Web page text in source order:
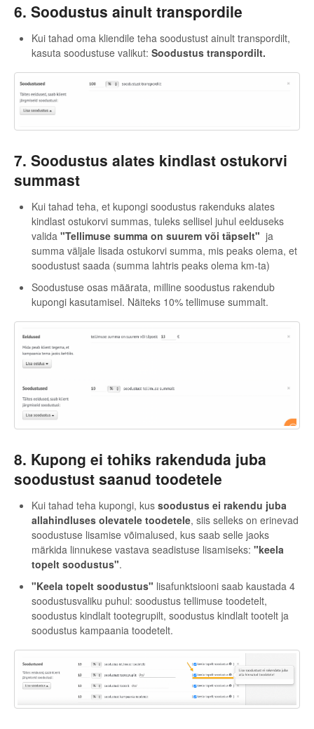
6. Soodustus ainult transpordile
Kui tahad oma kliendile teha soodustust ainult transpordilt,
kasuta soodustuse valikut: Soodustus transpordilt.
7. Soodustus alates kindlast ostukorvi
summast
Kui tahad teha, et kupongi soodustus rakenduks alates
kindlast ostukorvi summas, tuleks sellisel juhul eelduseks
valida "Tellimuse summa on suurem või täpselt" ja
summa väljale lisada ostukorvi summa, mis peaks olema, et
soodustust saada (summa lahtris peaks olema km-ta)
Soodustuse osas määrata, milline soodustus rakendub
kupongi kasutamisel. Näiteks 10% tellimuse summalt.
8. Kupong ei tohiks rakenduda juba
soodustust saanud toodetele
Kui tahad teha kupongi, kus soodustus ei rakendu juba
allahindluses olevatele toodetele, siis selleks on erinevad
soodustuse lisamise võimalused, kus saab selle jaoks
märkida linnukese vastava seadistuse lisamiseks: "keela
topelt soodustus".
"Keela topelt soodustus" lisafunktsiooni saab kaustada 4
soodustusvaliku puhul: soodustus tellimuse toodetelt,
soodustus kindlalt tootegrupilt, soodustus kindlalt tootelt ja
soodustus kampaania toodetelt.